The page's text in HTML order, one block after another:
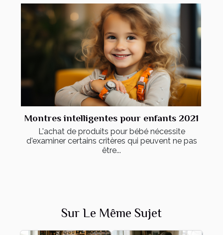
Montres intelligentes pour enfants 2021
L'achat de produits pour bébé nécessite
d'examiner certains critères qui peuvent ne pas
être...
Sur Le Même Sujet